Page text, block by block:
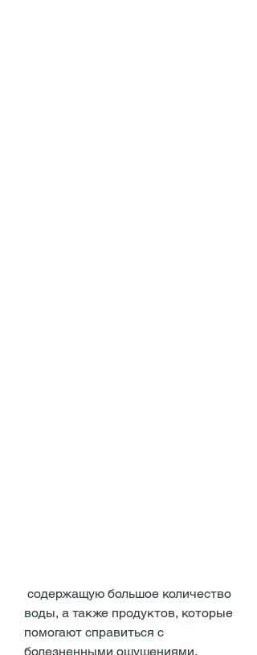
воды, а также продуктов, которые
помогают справиться с
болезненными ощущениями.